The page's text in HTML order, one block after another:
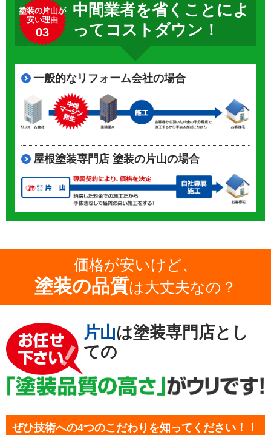
塗装の片山が
安い理由
03
中間業者を省くことによ
ってコストダウン！
一般的なリフォーム会社の場合
屋根塗装専門店 塗装の片山の場合
価格が安いけど、
塗装の品質は大丈夫なの？
片山は塗装専門店とし
ての
ぜひ技術への4つのこだわりを知ってください！！